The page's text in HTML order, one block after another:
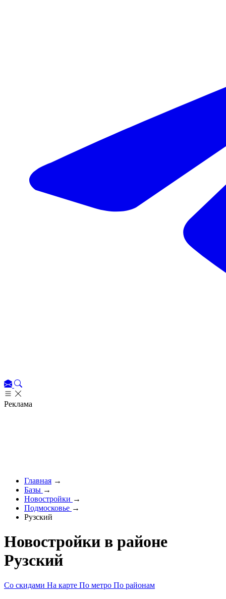
Реклама
Главная →
Базы →
Новостройки →
Подмосковье →
Рузский
Новостройки в районе
Рузский
Со скидами На карте По метро По районам